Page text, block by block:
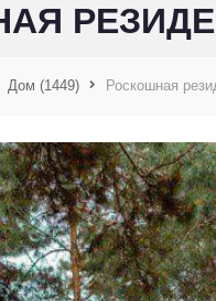
М
В
А
Р
Т
И
Р
А
Дом (1449) Роскошная